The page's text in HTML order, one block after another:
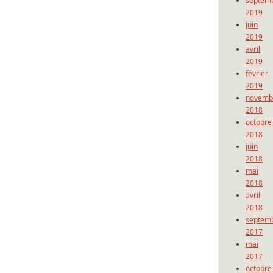
2019
juin
2019
avril
2019
février
2019
2018
octobre
2018
juin
2018
mai
2018
avril
2018
2017
mai
2017
octobre